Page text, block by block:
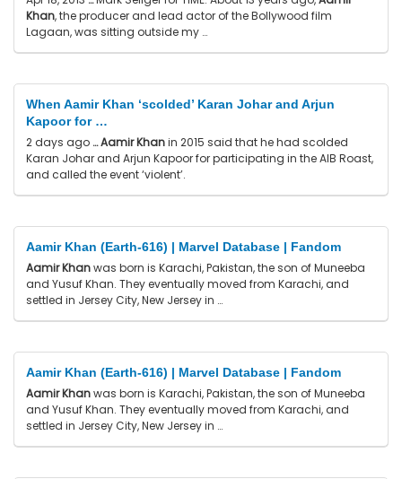
Khan, the producer and lead actor of the Bollywood film
Lagaan, was sitting outside my …
When Aamir Khan ‘scolded’ Karan Johar and Arjun
Kapoor for …
2 days ago …Aamir Khanin 2015 said that he had scolded
Karan Johar and Arjun Kapoor for participating in the AIB Roast,
and called the event ‘violent’.
Aamir Khan (Earth-616) | Marvel Database | Fandom
Aamir Khanwas born is Karachi, Pakistan, the son of Muneeba
and Yusuf Khan. They eventually moved from Karachi, and
settled in Jersey City, New Jersey in …
Aamir Khan (Earth-616) | Marvel Database | Fandom
Aamir Khanwas born is Karachi, Pakistan, the son of Muneeba
and Yusuf Khan. They eventually moved from Karachi, and
settled in Jersey City, New Jersey in …